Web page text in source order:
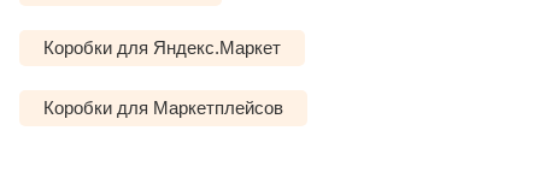
Коробки для Яндекс.Маркет
Коробки для Маркетплейсов